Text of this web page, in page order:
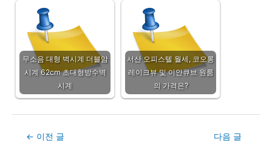
무소음 대형 벽시계 더블암
시계 62cm 초대형방수벽
시계
서산 오피스텔 월세, 코오롱
레이크뷰 및 이안큐브 원룸
의 가격은?
Post← 이전 글
다음 글